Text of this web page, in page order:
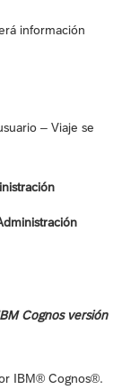
información
– Viaje se
Cognos versión
IBM® Cognos®.